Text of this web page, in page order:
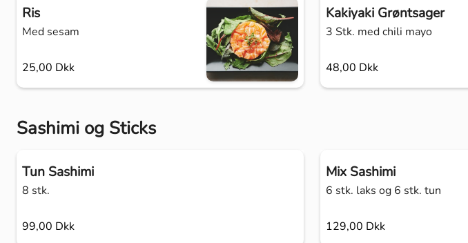
Ris
Med sesam
25,00 Dkk
Kakiyaki Grøntsager
3 Stk. med chili mayo
48,00 Dkk
Sashimi og Sticks
Tun Sashimi
8 stk.
99,00 Dkk
Mix Sashimi
6 stk. laks og 6 stk. tun
129,00 Dkk